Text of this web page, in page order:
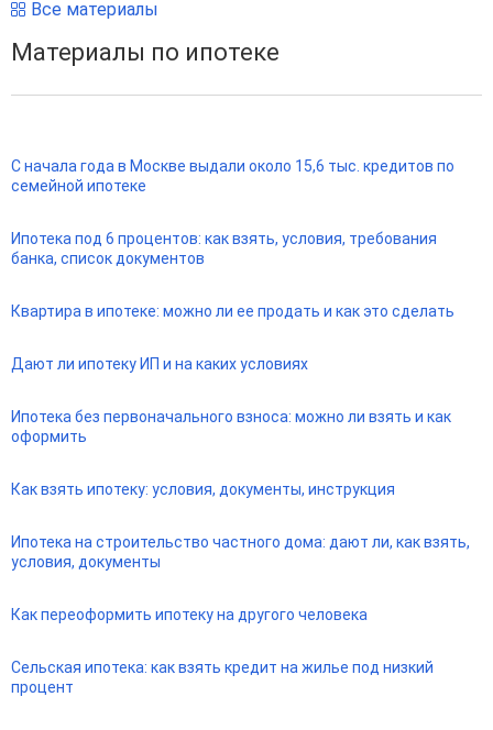
Все материалы
Материалы по ипотеке
С начала года в Москве выдали около 15,6 тыс. кредитов по
семейной ипотеке
Ипотека под 6 процентов: как взять, условия, требования
банка, список документов
Квартира в ипотеке: можно ли ее продать и как это сделать
Дают ли ипотеку ИП и на каких условиях
Ипотека без первоначального взноса: можно ли взять и как
оформить
Как взять ипотеку: условия, документы, инструкция
Ипотека на строительство частного дома: дают ли, как взять,
условия, документы
Как переоформить ипотеку на другого человека
Сельская ипотека: как взять кредит на жилье под низкий
процент